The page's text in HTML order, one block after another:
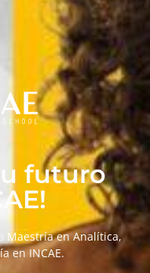
futuro
Maestría en Analítica,
en INCAE.